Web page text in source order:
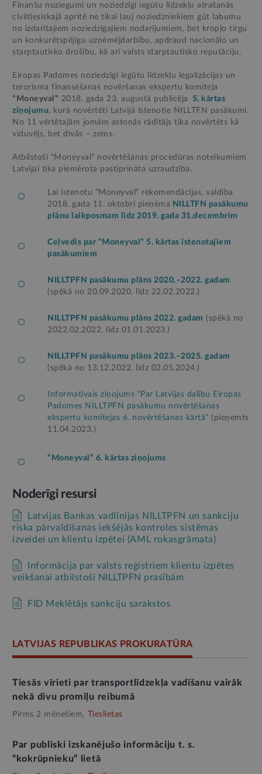
Finanšu noziegumi un noziedzīgi iegūtu līdzekļu atrašanās
civiltiesiskajā apritē ne tikai ļauj noziedzniekiem gūt labumu
no izdarītajiem noziedzīgajiem nodarījumiem, bet kropļo tirgu
un konkurētspējīgu uzņēmējdarbību, apdraud nacionālo un
starptautisko drošību, kā arī valsts starptautisko reputāciju.
Eiropas Padomes noziedzīgi iegūtu līdzekļu legalizācijas un
terorisma finansēšanas novēršanas ekspertu komiteja
“Moneyval” 2018. gada 23. augustā publicēja
5. kārtas
ziņojumu, kurā novērtēti Latvijā īstenotie NILLTFN pasākumi.
No 11 vērtētajām jomām astoņās rādītājs tika novērtēts kā
viduvējs, bet divās – zems.
Atbilstoši “Moneyval” novērtēšanas procedūras noteikumiem
Latvijai tika piemērota pastiprināta uzraudzība.
Lai īstenotu “Moneyval” rekomendācijas, valdība
2018. gada 11. oktobrī pieņēma NILLTFN pasākumu
plānu laikposmam līdz 2019. gada 31.decembrim
Ceļvedis par “Moneyval” 5. kārtas īstenotajiem
pasākumiem
NILLTPFN pasākumu plāns 2020.–2022. gadam
(spēkā no 20.09.2020. līdz 22.02.2022.)
NILLTPFN pasākumu plāns 2022. gadam (spēkā no
2022.02.2022. līdz 01.01.2023.)
NILLTPFN pasākumu plāns 2023.–2025. gadam
(spēkā no 13.12.2022. līdz 02.05.2024.)
Informatīvais ziņojums “Par Latvijas dalību Eiropas
Padomes NILLTPFN pasākumu novērtēšanas
ekspertu komitejas 6. novērtēšanas kārtā” (pieņemts
11.04.2023.)
“Moneyval” 6. kārtas ziņojums
Noderīgi resursi
Latvijas Bankas vadlīnijas NILLTPFN un sankciju
riska pārvaldīšanas iekšējās kontroles sistēmas
izveidei un klientu izpētei (AML rokasgrāmata)
Informācija par valsts reģistriem klientu izpētes
veikšanai atbilstoši NILLTPFN prasībām
FID Meklētājs sankciju sarakstos
LATVIJAS REPUBLIKAS PROKURATŪRA
Tiesās vīrieti par transportlīdzekļa vadīšanu vairāk
nekā divu promiļu reibumā
Pirms 2 mēnešiem, Tieslietas
Par publiski izskanējušo informāciju t. s.
“kokrūpnieku” lietā